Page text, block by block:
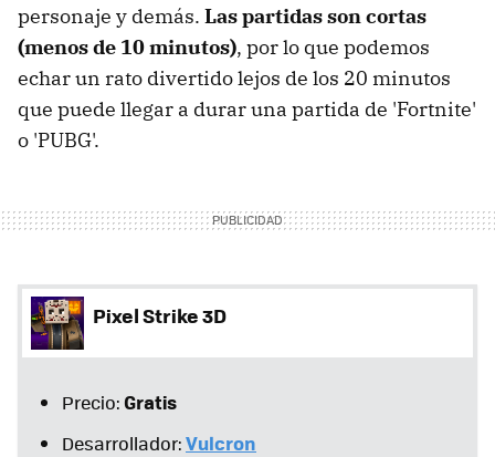
personaje y demás. Las partidas son cortas
(menos de 10 minutos), por lo que podemos
echar un rato divertido lejos de los 20 minutos
que puede llegar a durar una partida de 'Fortnite'
o 'PUBG'.
Pixel Strike 3D
Precio:Gratis
Desarrollador:Vulcron